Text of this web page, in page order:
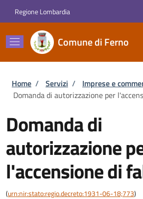
Regione Lombardia
Comune di Ferno
Briciole di pane
Home / Servizi / Imprese e
Domanda di autorizzazione per
Domanda di
autorizzazione
l'accensione di
(urn:nir:stato:regio.decreto:1931-06-18;773)